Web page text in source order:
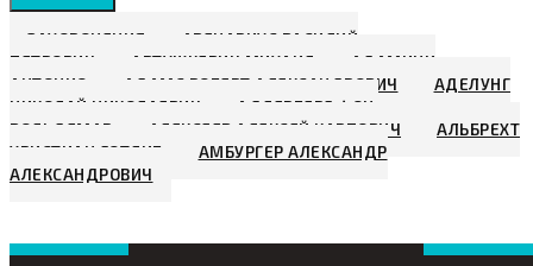
ЗАХОРОНЕНИЯ
АВЕНАРИУС ВАСИЛИЙ
ПЕТРОВИЧ
АВТУШКЕВИЧ МИХАИЛ
АДАМИНИ
АНТОНИО
АДАМС РОБЕРТ АЛЕКСАНДРОВИЧ
АДЕЛУНГ
НИКОЛАЙ НИКОЛАЕВИЧ
АДЛЕРБЕРГ ФОН,
ВОЛЬДЕМАР
АЛЕКСЕЕВ АЛЕКСЕЙ КАРПОВИЧ
АЛЬБРЕХТ
ХРИСТИАН ГОТЛИБ
АМБУРГЕР АЛЕКСАНДР
АЛЕКСАНДРОВИЧ